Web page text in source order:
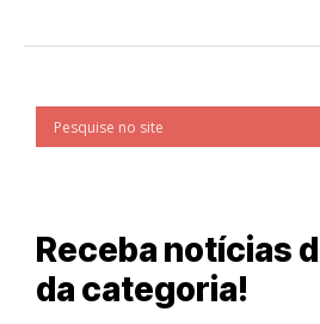
Receba notícias
da categoria!